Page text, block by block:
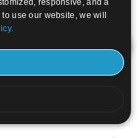
responsive, and a
use our website, we will